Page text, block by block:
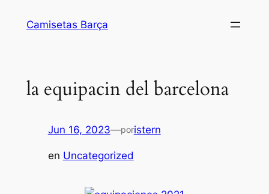
Camisetas Barça
la equipacin del barcelona
Jun 16, 2023—poristern
en Uncategorized